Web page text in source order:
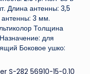
Длина антенны: 3,5
3 мм.
Толщина
для
Боковое ушко:
S-282 56910-15-0.10